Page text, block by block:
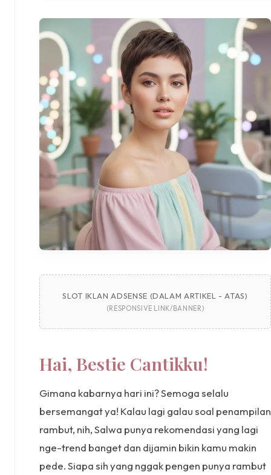
SLOT IKLAN ADSENSE (DALAM ARTIKEL - ATAS)
(RESPONSIVE LINK/BANNER)
Hai, Bestie Cantikku!
Gimana kabarnya hari ini? Semoga selalu
bersemangat ya! Kalau lagi galau soal penampilan
rambut, nih, Salwa punya rekomendasi yang lagi
nge-trend banget dan dijamin bikin kamu makin
pede. Siapa sih yang nggak pengen punya rambut